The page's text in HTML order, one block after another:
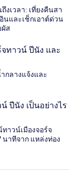
งเวลา: เที่ยงคืนสา
นและเช็กเอาต์ด่วน
ส
ทาวน์ ปีนัง และ
กลางแจ้งและ
ปีนัง เป็นอย่างไร
าวน์เมืองจอร์จ
นาทีจาก แหล่งท่อง